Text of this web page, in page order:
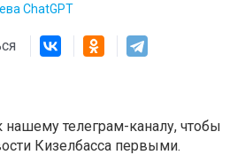
ChatGPT
нашему телеграм-каналу, чтобы
Кизелбасса первыми.